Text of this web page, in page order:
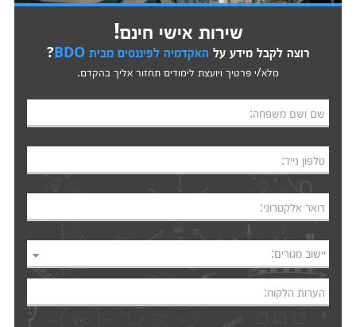
שירות אישי חינם!
רוצה לקבל מידע על האקדמיה לפיננסים מבית BDO ?
מלא/י פרטיך ויועצת לימודים תחזור אליך בהקדם.
שם ושם משפחה:
טלפון נייד:
דואר אלקטרוני:
יישוב מגורים:
הערות הלקוח: